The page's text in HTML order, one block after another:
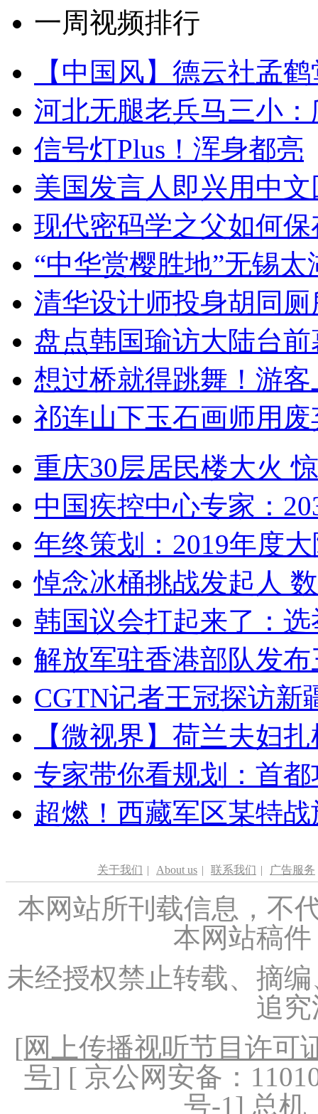
一周视频排行
【中国风】德云社孟
河北无腿老兵马三小
信号灯Plus！浑身都亮
美国发言人即兴用中
现代密码学之父如何
“中华赏樱胜地”无锡
清华设计师投身胡同
盘点韩国瑜访大陆台
想过桥就得跳舞！游客
祁连山下玉石画师用
重庆30层居民楼大火
中国疾控中心专家：
年终策划：2019年度
悼念冰桶挑战发起人
韩国议会打起来了：
解放军驻香港部队发
CGTN记者王冠探访新
【微视界】荷兰夫妇
专家带你看规划：首
超燃！西藏军区某特
关于我们 | About us | 联系我们 | 广告服务
本网站所刊载信息，不
本网站稿
未经授权禁止转载、摘
追
[网上传播视听节目许可
号] [ 京公网安备：
号-1 ] 总机